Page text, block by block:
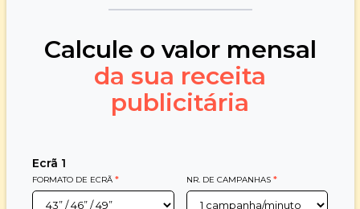
Calcule o valor mensal
da sua receita
publicitária
Ecrã 1
FORMATO DE ECRÃ * NR. DE CAMPANHAS *